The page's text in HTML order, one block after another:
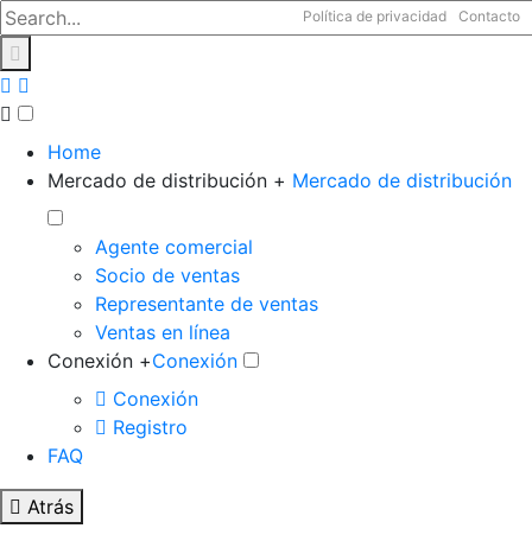
Política de privacidad Contacto
Home
Mercado de distribución + Mercado de distribución
Agente comercial
Socio de ventas
Representante de ventas
Ventas en línea
Conexión +Conexión
Conexión
Registro
FAQ
Atrás